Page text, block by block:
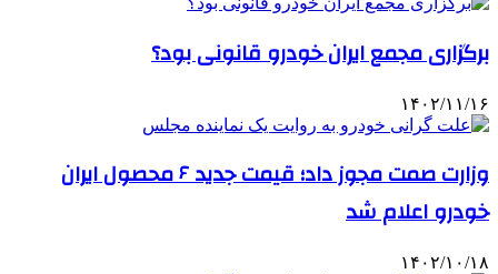
برگزاری مجمع ایران خودرو قانونی بود؟
۱۴۰۲/۱۱/۱۶
وزارت صمت مجوز داد؛ قیمت جدید ۶ محصول ایران
خودرو اعلام شد
۱۴۰۲/۱۰/۱۸